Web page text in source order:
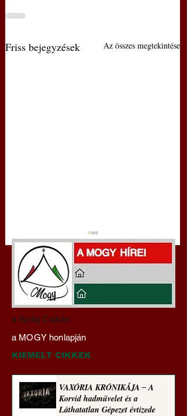
Friss bejegyzések Az összes megtekintése
Darai Lajos:
Naplóbölcsességeim
(2025)
a Szilaj Csikón
a MOGY honlapján
KIEMELT CIKKEK
VAXÓRIA KRÓNIKÁJA ‒ A
Korvid hadművelet és a
Láthatatlan Gépezet évtizede